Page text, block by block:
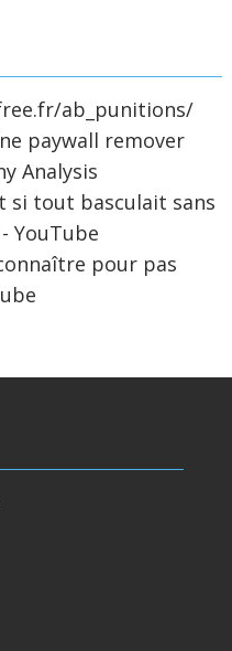
ab_punitions/
paywall remover
Analysis
si tout basculait sans
YouTube
pour pas